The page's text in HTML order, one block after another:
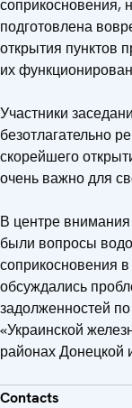
соприкосновения,
подготовлена
открытия пунктов
их
Участники
безотлагательно
скорейшего
очень важно для
В центре внимания
были вопросы
соприкосновения
обсуждались
задолженностей
«Украинской
районах Донецкой
Contacts